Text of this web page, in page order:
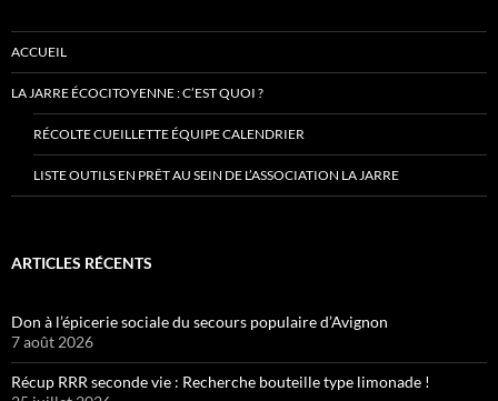
ACCUEIL
LA JARRE ÉCOCITOYENNE : C’EST QUOI ?
RÉCOLTE CUEILLETTE ÉQUIPE CALENDRIER
LISTE OUTILS EN PRÊT AU SEIN DE L’ASSOCIATION LA JARRE
ARTICLES RÉCENTS
Don à l’épicerie sociale du secours populaire d’Avignon
7 août 2026
Récup RRR seconde vie : Recherche bouteille type limonade !